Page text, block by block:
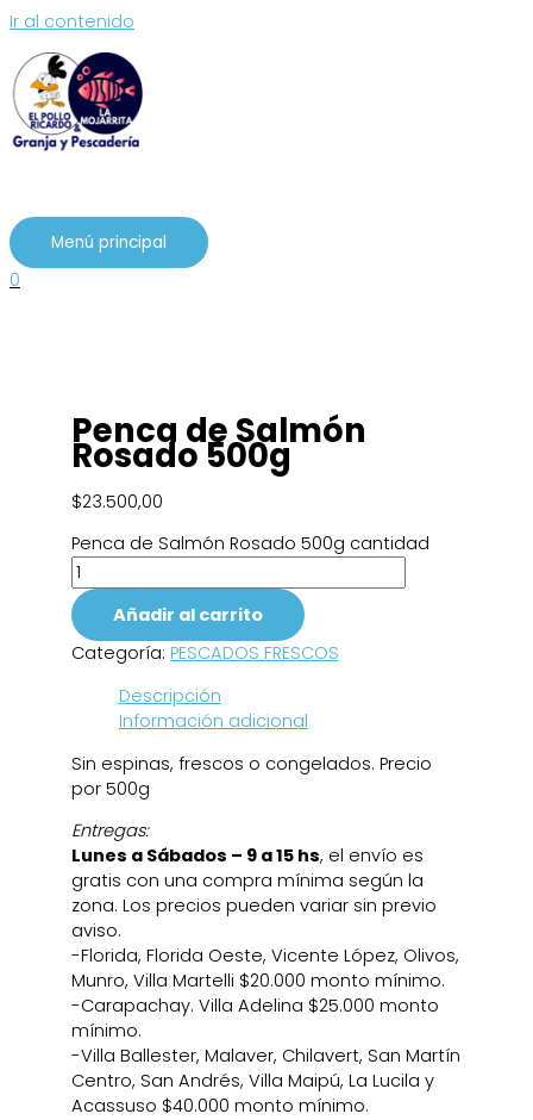
Ir al contenido
Menú principal
0
Penca de Salmón
Rosado 500g
$23.500,00
Penca de Salmón Rosado 500g cantidad
Añadir al carrito
Categoría: PESCADOS FRESCOS
Descripción
Información adicional
Sin espinas, frescos o congelados. Precio
por 500g
Entregas:
Lunes a Sábados – 9 a 15 hs, el envío es
gratis con una compra mínima según la
zona. Los precios pueden variar sin previo
aviso.
-Florida, Florida Oeste, Vicente López, Olivos,
Munro, Villa Martelli $20.000 monto mínimo.
-Carapachay. Villa Adelina $25.000 monto
mínimo.
-Villa Ballester, Malaver, Chilavert, San Martín
Centro, San Andrés, Villa Maipú, La Lucila y
Acassuso $40.000 monto mínimo.